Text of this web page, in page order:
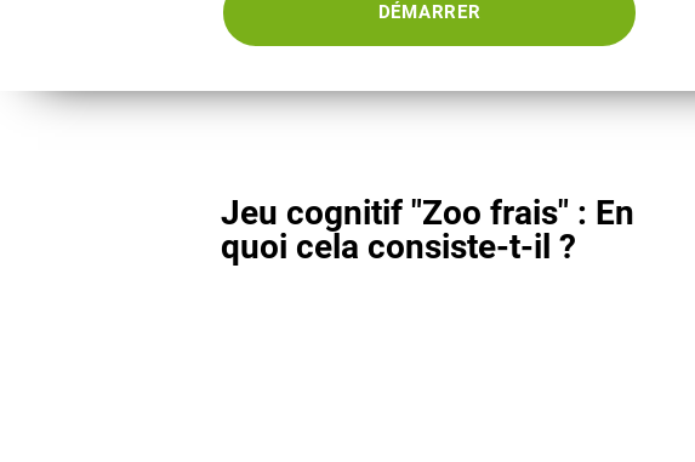
DÉMARRER
Jeu cognitif "Zoo frais" : En
quoi cela consiste-t-il ?